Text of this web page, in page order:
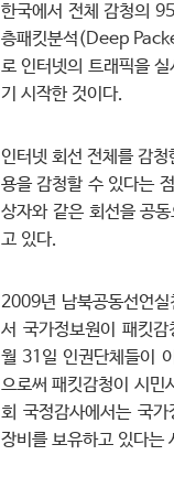
한국에서 전체 감청의
층패킷분석(Deep
로 인터넷의 트래픽을
기 시작한 것이다.
인터넷 회선 전체를 감
용을 감청할 수 있다는
상자와 같은 회선을 공
고 있다.
2009년 남북공동선언실
서 국가정보원이 패킷
월 31일 인권단체들이
으로써 패킷감청이 시민
회 국정감사에서는 국
장비를 보유하고 있다는